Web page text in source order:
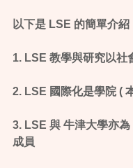
以下是 LSE 的簡單介紹
1. LSE 教學與研究以社
2. LSE 國際化是學院 (
3. LSE 與 牛津大學亦為
成員